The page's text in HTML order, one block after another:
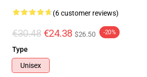
(6 customer reviews)
€30.48 €24.38 $26.50 -20%
Type
Unisex